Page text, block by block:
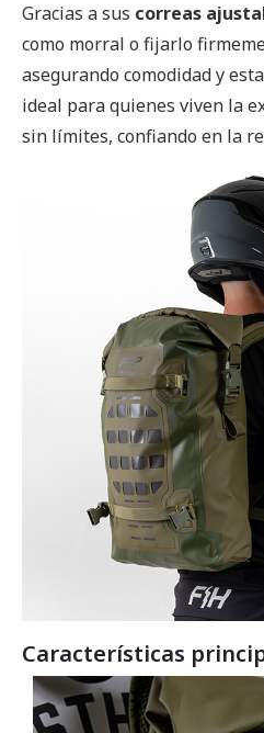
Gracias a sus correas
como morral o fijarlo
asegurando comodidad y
ideal para quienes viven la
sin límites, confiando en la
Características